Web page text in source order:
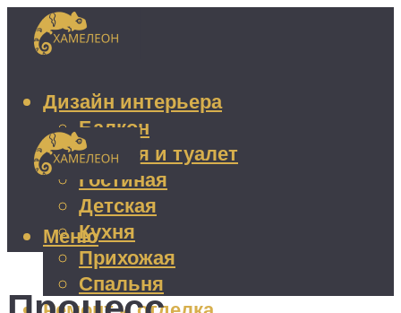
Дизайн интерьера
Балкон
Ванная и туалет
Гостиная
Детская
Кухня
Прихожая
Спальня
Меню